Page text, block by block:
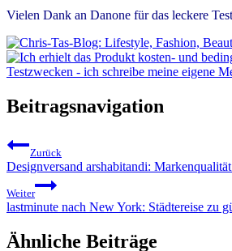
Vielen Dank an Danone für das leckere
Beitragsnavigation
Zurück
Designversand arshabitandi:
Weiter
lastminute nach New York: Städtereise zu
Ähnliche Beiträge